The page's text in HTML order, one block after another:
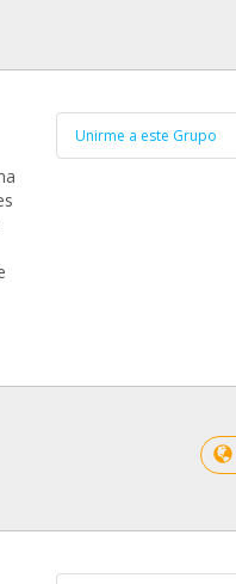
Unirme a este Grupo